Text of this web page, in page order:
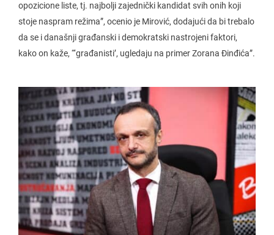
opozicione liste, tj. najbolji zajednički kandidat svih onih koji
stoje naspram režima”, ocenio je Mirović, dodajući da bi trebalo
da se i današnji građanski i demokratski nastrojeni faktori,
kako on kaže, “‘građanisti’, ugledaju na primer Zorana Đinđića”.